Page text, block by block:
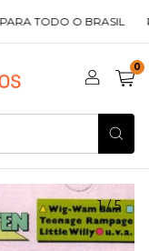
TODO O BRASIL
0
1/5